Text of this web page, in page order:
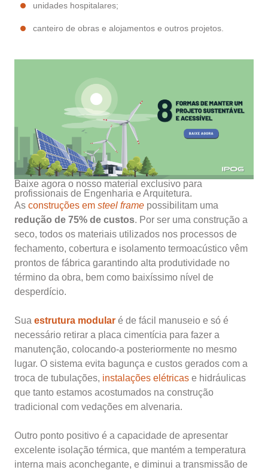
unidades hospitalares;
canteiro de obras e alojamentos e outros projetos.
Baixe agora o nosso material exclusivo para
profissionais de Engenharia e Arquitetura.
As construções em steel frame possibilitam uma
redução de 75% de custos. Por ser uma construção a
seco, todos os materiais utilizados nos processos de
fechamento, cobertura e isolamento termoacústico vêm
prontos de fábrica garantindo alta produtividade no
término da obra, bem como baixíssimo nível de
desperdício.
Sua estrutura modular é de fácil manuseio e só é
necessário retirar a placa cimentícia para fazer a
manutenção, colocando-a posteriormente no mesmo
lugar. O sistema evita bagunça e custos gerados com a
troca de tubulações, instalações elétricas e hidráulicas
que tanto estamos acostumados na construção
tradicional com vedações em alvenaria.
Outro ponto positivo é a capacidade de apresentar
excelente isolação térmica, que mantém a temperatura
interna mais aconchegante, e diminui a transmissão de